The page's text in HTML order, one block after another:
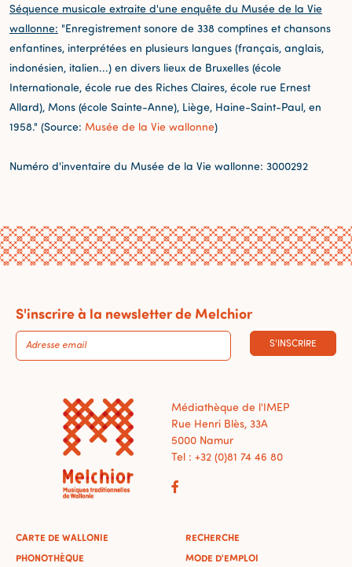
Séquence musicale extraite d'une enquête du Musée de la Vie
wallonne: "Enregistrement sonore de 338 comptines et chansons
enfantines, interprétées en plusieurs langues (français, anglais,
indonésien, italien...) en divers lieux de Bruxelles (école
Internationale, école rue des Riches Claires, école rue Ernest
Allard), Mons (école Sainte-Anne), Liège, Haine-Saint-Paul, en
1958." (Source: Musée de la Vie wallonne)
Numéro d'inventaire du Musée de la Vie wallonne: 3000292
S'inscrire à la newsletter de Melchior
S'INSCRIRE
Médiathèque de l'IMEP
Rue Henri Blès, 33A
5000 Namur
Tel : +32 (0)81 74 46 80
CARTE DE WALLONIE
PHONOTHÈQUE
RECHERCHE
MODE D'EMPLOI